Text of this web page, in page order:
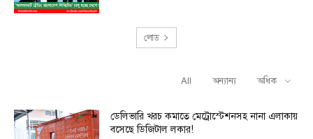
লোড
All অন্যান্য অধিক
ডেলিভারি খরচ কমাতে মেট্রোস্টেশনসহ নানা এলাকায়
বসেছে ডিজিটাল লকার!